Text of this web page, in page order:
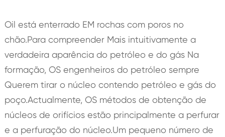
Oil está enterrado EM rochas com poros no
chão.Para compreender Mais intuitivamente a
verdadeira aparência do petróleo e do gás Na
formação, OS engenheiros do petróleo sempre
Querem tirar o núcleo contendo petróleo e gás do
poço.Actualmente, OS métodos de obtenção de
núcleos de orifícios estão principalmente a perfurar
e a perfuração do núcleo.Um pequeno número de